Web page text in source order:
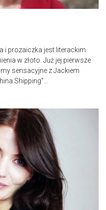
i prozaiczka jest literackim
w złoto. Już jej pierwsze
sensacyjne z Jackiem
Shipping”...